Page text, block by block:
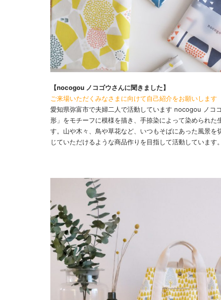
【nocogou ノコゴウさんに聞きました】
ご来場いただくみなさまに向けて自己紹介をお願いします
愛知県弥富市で夫婦二人で活動しています nocogou ノコ
形」をモチーフに模様を描き、手捺染によって染められ
す。山や木々、鳥や草花など、いつもそばにあった風景
じていただけるような商品作りを目指して活動しています